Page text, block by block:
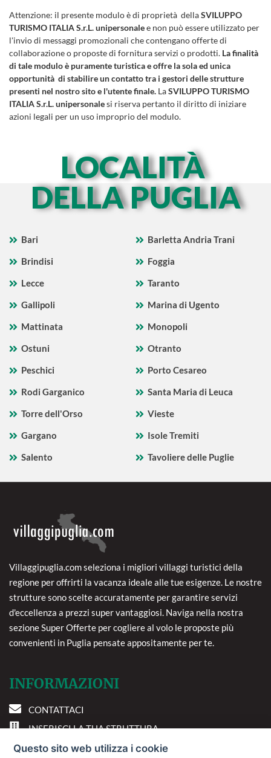
Attenzione: il presente modulo è di proprietà dellaSVILUPPO
TURISMO ITALIA S.r.L. unipersonalee non può essere utilizzato per
l'invio di messaggi promozionali che contengano offerte di
collaborazione o proposte di fornitura servizi o prodotti. La finalità
di tale modulo è puramente turistica e offre la sola ed unica
opportunità di stabilire un contatto tra i gestori delle strutture
presenti nel nostro sito e l'utente finale. LaSVILUPPO TURISMO
ITALIA S.r.L. unipersonalesi riserva pertanto il diritto di iniziare
azioni legali per un uso improprio del modulo.
LOCALITÀ
DELLA PUGLIA
Bari
Barletta Andria Trani
Brindisi
Foggia
Lecce
Taranto
Gallipoli
Marina di Ugento
Mattinata
Monopoli
Ostuni
Otranto
Peschici
Porto Cesareo
Rodi Garganico
Santa Maria di Leuca
Torre dell'Orso
Vieste
Gargano
Isole Tremiti
Salento
Tavoliere delle Puglie
Villaggipuglia.com seleziona i migliori villaggi turistici della
regione per offrirti la vacanza ideale alle tue esigenze. Le nostre
strutture sono scelte accuratamente per garantire servizi
d'eccellenza a prezzi super vantaggiosi. Naviga nella nostra
sezione Super Offerte per cogliere al volo le proposte più
convenienti in Puglia pensate appositamente per te.
INFORMAZIONI
CONTATTACI
INSERISCI LA TUA STRUTTURA
PREFERENZE COOKIE
Questo sito web utilizza i cookie